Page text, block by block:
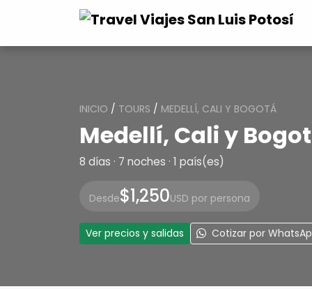
INICIO / TOURS / MEDELLÍ, CALI Y BOGOTÁ
Medellí, Cali y
8 días · 7 noches · 1 país(es)
Desde$1,250USD por persona
Ver precios y salidas Cotizar por